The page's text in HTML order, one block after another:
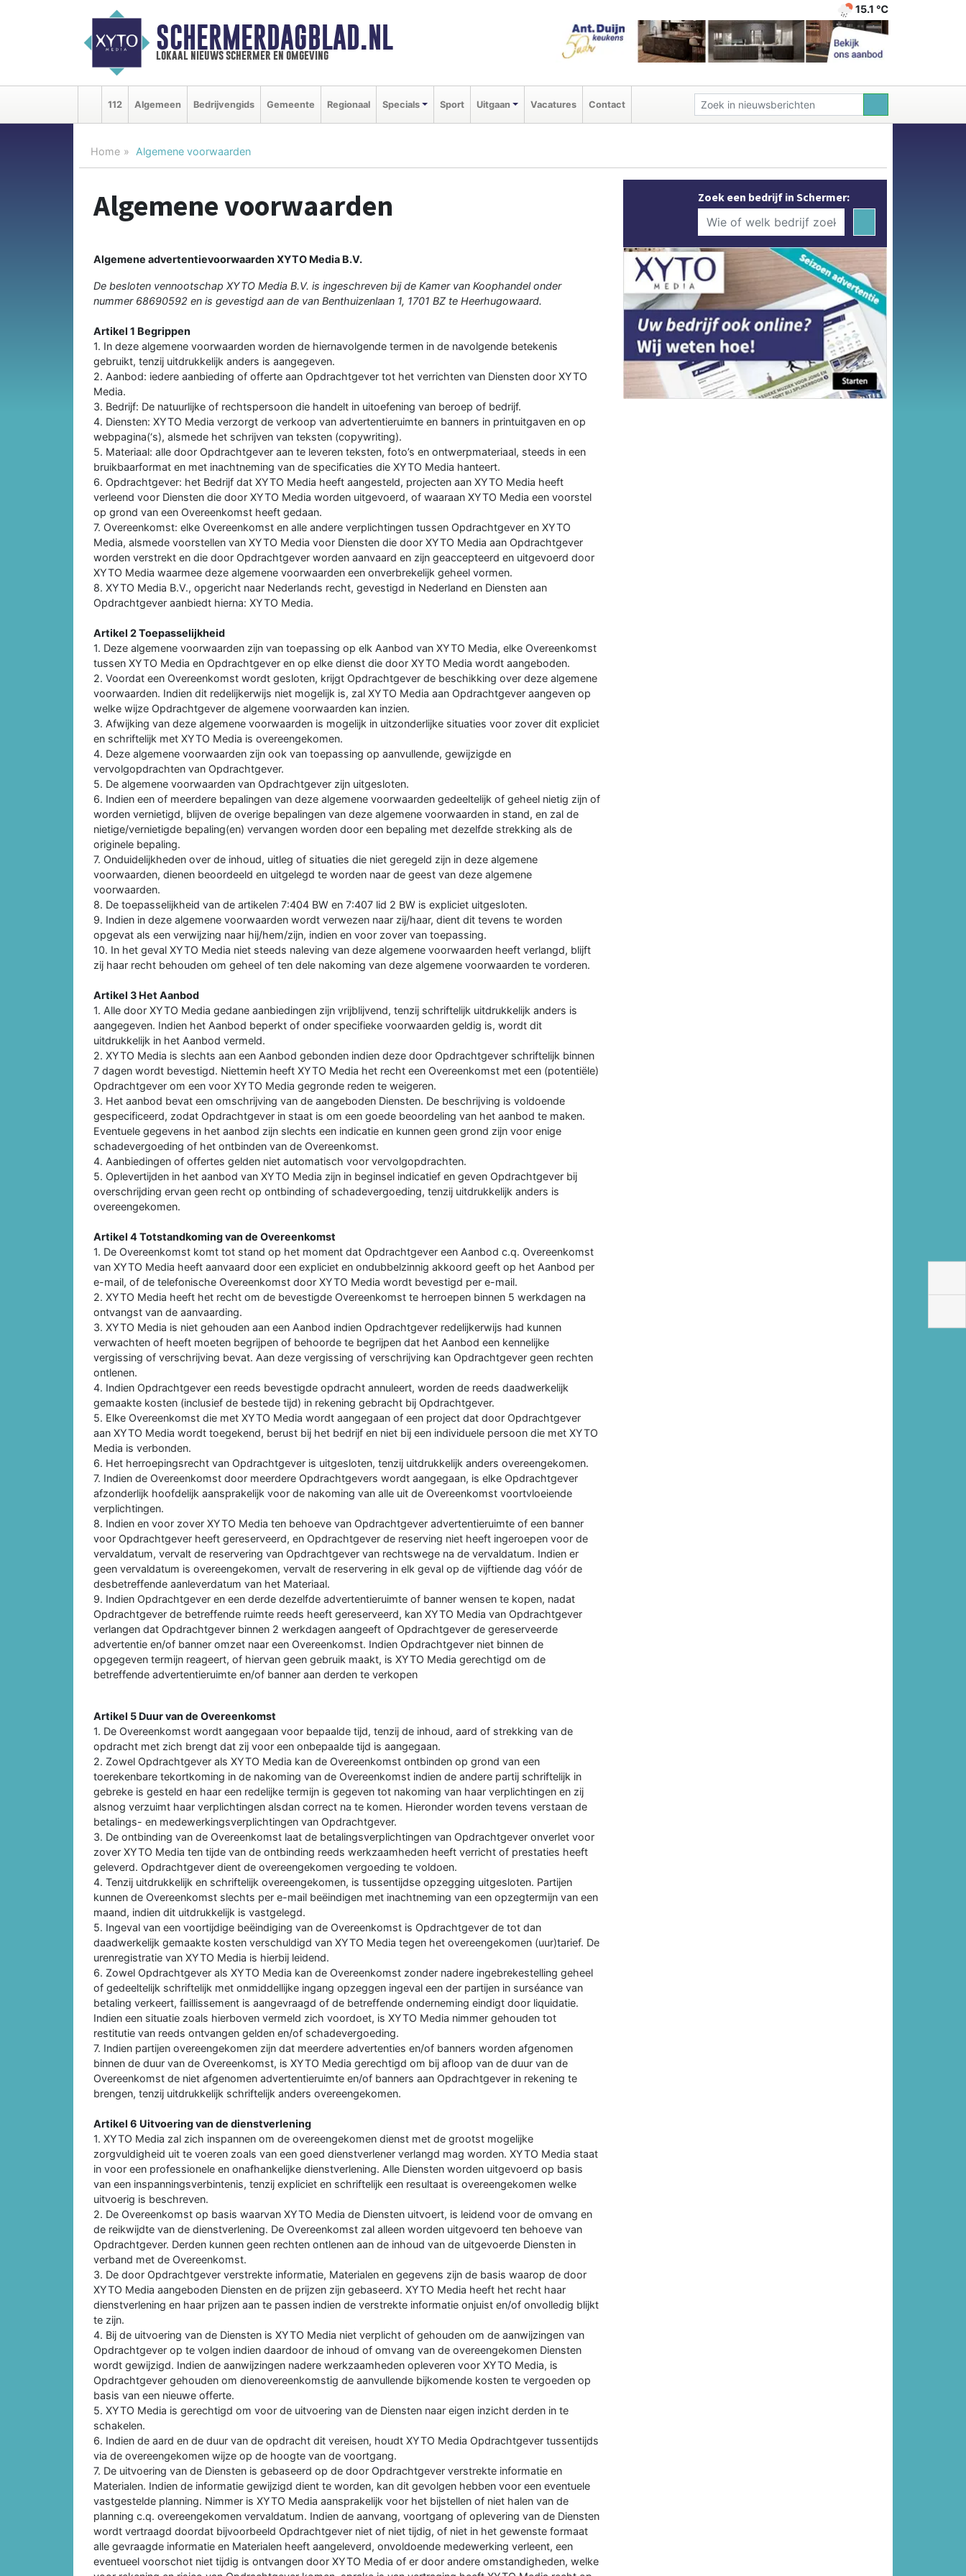
SCHERMERDAGBLAD.NL
lokaal nieuws schermer en omgeving
15.1 ℃
112 Algemeen Bedrijvengids Gemeente Regionaal Specials Sport Uitgaan Vacatures Contact
Home Algemene voorwaarden
Algemene voorwaarden
Algemene advertentievoorwaarden XYTO Media B.V.
De besloten vennootschap XYTO Media B.V. is ingeschreven bij de Kamer van Koophandel onder
nummer 68690592 en is gevestigd aan de van Benthuizenlaan 1, 1701 BZ te Heerhugowaard.
Artikel 1 Begrippen
1. In deze algemene voorwaarden worden de hiernavolgende termen in de navolgende betekenis
gebruikt, tenzij uitdrukkelijk anders is aangegeven.
2. Aanbod: iedere aanbieding of offerte aan Opdrachtgever tot het verrichten van Diensten door XYTO
Media.
3. Bedrijf: De natuurlijke of rechtspersoon die handelt in uitoefening van beroep of bedrijf.
4. Diensten: XYTO Media verzorgt de verkoop van advertentieruimte en banners in printuitgaven en op
webpagina(‘s), alsmede het schrijven van teksten (copywriting).
5. Materiaal: alle door Opdrachtgever aan te leveren teksten, foto’s en ontwerpmateriaal, steeds in een
bruikbaarformat en met inachtneming van de specificaties die XYTO Media hanteert.
6. Opdrachtgever: het Bedrijf dat XYTO Media heeft aangesteld, projecten aan XYTO Media heeft
verleend voor Diensten die door XYTO Media worden uitgevoerd, of waaraan XYTO Media een voorstel
op grond van een Overeenkomst heeft gedaan.
7. Overeenkomst: elke Overeenkomst en alle andere verplichtingen tussen Opdrachtgever en XYTO
Media, alsmede voorstellen van XYTO Media voor Diensten die door XYTO Media aan Opdrachtgever
worden verstrekt en die door Opdrachtgever worden aanvaard en zijn geaccepteerd en uitgevoerd door
XYTO Media waarmee deze algemene voorwaarden een onverbrekelijk geheel vormen.
8. XYTO Media B.V., opgericht naar Nederlands recht, gevestigd in Nederland en Diensten aan
Opdrachtgever aanbiedt hierna: XYTO Media.
Artikel 2 Toepasselijkheid
1. Deze algemene voorwaarden zijn van toepassing op elk Aanbod van XYTO Media, elke Overeenkomst
tussen XYTO Media en Opdrachtgever en op elke dienst die door XYTO Media wordt aangeboden.
2. Voordat een Overeenkomst wordt gesloten, krijgt Opdrachtgever de beschikking over deze algemene
voorwaarden. Indien dit redelijkerwijs niet mogelijk is, zal XYTO Media aan Opdrachtgever aangeven op
welke wijze Opdrachtgever de algemene voorwaarden kan inzien.
3. Afwijking van deze algemene voorwaarden is mogelijk in uitzonderlijke situaties voor zover dit expliciet
en schriftelijk met XYTO Media is overeengekomen.
4. Deze algemene voorwaarden zijn ook van toepassing op aanvullende, gewijzigde en
vervolgopdrachten van Opdrachtgever.
5. De algemene voorwaarden van Opdrachtgever zijn uitgesloten.
6. Indien een of meerdere bepalingen van deze algemene voorwaarden gedeeltelijk of geheel nietig zijn of
worden vernietigd, blijven de overige bepalingen van deze algemene voorwaarden in stand, en zal de
nietige/vernietigde bepaling(en) vervangen worden door een bepaling met dezelfde strekking als de
originele bepaling.
7. Onduidelijkheden over de inhoud, uitleg of situaties die niet geregeld zijn in deze algemene
voorwaarden, dienen beoordeeld en uitgelegd te worden naar de geest van deze algemene
voorwaarden.
8. De toepasselijkheid van de artikelen 7:404 BW en 7:407 lid 2 BW is expliciet uitgesloten.
9. Indien in deze algemene voorwaarden wordt verwezen naar zij/haar, dient dit tevens te worden
opgevat als een verwijzing naar hij/hem/zijn, indien en voor zover van toepassing.
10. In het geval XYTO Media niet steeds naleving van deze algemene voorwaarden heeft verlangd, blijft
zij haar recht behouden om geheel of ten dele nakoming van deze algemene voorwaarden te vorderen.
Artikel 3 Het Aanbod
1. Alle door XYTO Media gedane aanbiedingen zijn vrijblijvend, tenzij schriftelijk uitdrukkelijk anders is
aangegeven. Indien het Aanbod beperkt of onder specifieke voorwaarden geldig is, wordt dit
uitdrukkelijk in het Aanbod vermeld.
2. XYTO Media is slechts aan een Aanbod gebonden indien deze door Opdrachtgever schriftelijk binnen
7 dagen wordt bevestigd. Niettemin heeft XYTO Media het recht een Overeenkomst met een (potentiële)
Opdrachtgever om een voor XYTO Media gegronde reden te weigeren.
3. Het aanbod bevat een omschrijving van de aangeboden Diensten. De beschrijving is voldoende
gespecificeerd, zodat Opdrachtgever in staat is om een goede beoordeling van het aanbod te maken.
Eventuele gegevens in het aanbod zijn slechts een indicatie en kunnen geen grond zijn voor enige
schadevergoeding of het ontbinden van de Overeenkomst.
4. Aanbiedingen of offertes gelden niet automatisch voor vervolgopdrachten.
5. Oplevertijden in het aanbod van XYTO Media zijn in beginsel indicatief en geven Opdrachtgever bij
overschrijding ervan geen recht op ontbinding of schadevergoeding, tenzij uitdrukkelijk anders is
overeengekomen.
Artikel 4 Totstandkoming van de Overeenkomst
1. De Overeenkomst komt tot stand op het moment dat Opdrachtgever een Aanbod c.q. Overeenkomst
van XYTO Media heeft aanvaard door een expliciet en ondubbelzinnig akkoord geeft op het Aanbod per
e-mail, of de telefonische Overeenkomst door XYTO Media wordt bevestigd per e-mail.
2. XYTO Media heeft het recht om de bevestigde Overeenkomst te herroepen binnen 5 werkdagen na
ontvangst van de aanvaarding.
3. XYTO Media is niet gehouden aan een Aanbod indien Opdrachtgever redelijkerwijs had kunnen
verwachten of heeft moeten begrijpen of behoorde te begrijpen dat het Aanbod een kennelijke
vergissing of verschrijving bevat. Aan deze vergissing of verschrijving kan Opdrachtgever geen rechten
ontlenen.
4. Indien Opdrachtgever een reeds bevestigde opdracht annuleert, worden de reeds daadwerkelijk
gemaakte kosten (inclusief de bestede tijd) in rekening gebracht bij Opdrachtgever.
5. Elke Overeenkomst die met XYTO Media wordt aangegaan of een project dat door Opdrachtgever
aan XYTO Media wordt toegekend, berust bij het bedrijf en niet bij een individuele persoon die met XYTO
Media is verbonden.
6. Het herroepingsrecht van Opdrachtgever is uitgesloten, tenzij uitdrukkelijk anders overeengekomen.
7. Indien de Overeenkomst door meerdere Opdrachtgevers wordt aangegaan, is elke Opdrachtgever
afzonderlijk hoofdelijk aansprakelijk voor de nakoming van alle uit de Overeenkomst voortvloeiende
verplichtingen.
8. Indien en voor zover XYTO Media ten behoeve van Opdrachtgever advertentieruimte of een banner
voor Opdrachtgever heeft gereserveerd, en Opdrachtgever de reserving niet heeft ingeroepen voor de
vervaldatum, vervalt de reservering van Opdrachtgever van rechtswege na de vervaldatum. Indien er
geen vervaldatum is overeengekomen, vervalt de reservering in elk geval op de vijftiende dag vóór de
desbetreffende aanleverdatum van het Materiaal.
9. Indien Opdrachtgever en een derde dezelfde advertentieruimte of banner wensen te kopen, nadat
Opdrachtgever de betreffende ruimte reeds heeft gereserveerd, kan XYTO Media van Opdrachtgever
verlangen dat Opdrachtgever binnen 2 werkdagen aangeeft of Opdrachtgever de gereserveerde
advertentie en/of banner omzet naar een Overeenkomst. Indien Opdrachtgever niet binnen de
opgegeven termijn reageert, of hiervan geen gebruik maakt, is XYTO Media gerechtigd om de
betreffende advertentieruimte en/of banner aan derden te verkopen
Artikel 5 Duur van de Overeenkomst
1. De Overeenkomst wordt aangegaan voor bepaalde tijd, tenzij de inhoud, aard of strekking van de
opdracht met zich brengt dat zij voor een onbepaalde tijd is aangegaan.
2. Zowel Opdrachtgever als XYTO Media kan de Overeenkomst ontbinden op grond van een
toerekenbare tekortkoming in de nakoming van de Overeenkomst indien de andere partij schriftelijk in
gebreke is gesteld en haar een redelijke termijn is gegeven tot nakoming van haar verplichtingen en zij
alsnog verzuimt haar verplichtingen alsdan correct na te komen. Hieronder worden tevens verstaan de
betalings- en medewerkingsverplichtingen van Opdrachtgever.
3. De ontbinding van de Overeenkomst laat de betalingsverplichtingen van Opdrachtgever onverlet voor
zover XYTO Media ten tijde van de ontbinding reeds werkzaamheden heeft verricht of prestaties heeft
geleverd. Opdrachtgever dient de overeengekomen vergoeding te voldoen.
4. Tenzij uitdrukkelijk en schriftelijk overeengekomen, is tussentijdse opzegging uitgesloten. Partijen
kunnen de Overeenkomst slechts per e-mail beëindigen met inachtneming van een opzegtermijn van een
maand, indien dit uitdrukkelijk is vastgelegd.
5. Ingeval van een voortijdige beëindiging van de Overeenkomst is Opdrachtgever de tot dan
daadwerkelijk gemaakte kosten verschuldigd van XYTO Media tegen het overeengekomen (uur)tarief. De
urenregistratie van XYTO Media is hierbij leidend.
6. Zowel Opdrachtgever als XYTO Media kan de Overeenkomst zonder nadere ingebrekestelling geheel
of gedeeltelijk schriftelijk met onmiddellijke ingang opzeggen ingeval een der partijen in surséance van
betaling verkeert, faillissement is aangevraagd of de betreffende onderneming eindigt door liquidatie.
Indien een situatie zoals hierboven vermeld zich voordoet, is XYTO Media nimmer gehouden tot
restitutie van reeds ontvangen gelden en/of schadevergoeding.
7. Indien partijen overeengekomen zijn dat meerdere advertenties en/of banners worden afgenomen
binnen de duur van de Overeenkomst, is XYTO Media gerechtigd om bij afloop van de duur van de
Overeenkomst de niet afgenomen advertentieruimte en/of banners aan Opdrachtgever in rekening te
brengen, tenzij uitdrukkelijk schriftelijk anders overeengekomen.
Artikel 6 Uitvoering van de dienstverlening
1. XYTO Media zal zich inspannen om de overeengekomen dienst met de grootst mogelijke
zorgvuldigheid uit te voeren zoals van een goed dienstverlener verlangd mag worden. XYTO Media staat
in voor een professionele en onafhankelijke dienstverlening. Alle Diensten worden uitgevoerd op basis
van een inspanningsverbintenis, tenzij expliciet en schriftelijk een resultaat is overeengekomen welke
uitvoerig is beschreven.
2. De Overeenkomst op basis waarvan XYTO Media de Diensten uitvoert, is leidend voor de omvang en
de reikwijdte van de dienstverlening. De Overeenkomst zal alleen worden uitgevoerd ten behoeve van
Opdrachtgever. Derden kunnen geen rechten ontlenen aan de inhoud van de uitgevoerde Diensten in
verband met de Overeenkomst.
3. De door Opdrachtgever verstrekte informatie, Materialen en gegevens zijn de basis waarop de door
XYTO Media aangeboden Diensten en de prijzen zijn gebaseerd. XYTO Media heeft het recht haar
dienstverlening en haar prijzen aan te passen indien de verstrekte informatie onjuist en/of onvolledig blijkt
te zijn.
4. Bij de uitvoering van de Diensten is XYTO Media niet verplicht of gehouden om de aanwijzingen van
Opdrachtgever op te volgen indien daardoor de inhoud of omvang van de overeengekomen Diensten
wordt gewijzigd. Indien de aanwijzingen nadere werkzaamheden opleveren voor XYTO Media, is
Opdrachtgever gehouden om dienovereenkomstig de aanvullende bijkomende kosten te vergoeden op
basis van een nieuwe offerte.
5. XYTO Media is gerechtigd om voor de uitvoering van de Diensten naar eigen inzicht derden in te
schakelen.
6. Indien de aard en de duur van de opdracht dit vereisen, houdt XYTO Media Opdrachtgever tussentijds
via de overeengekomen wijze op de hoogte van de voortgang.
7. De uitvoering van de Diensten is gebaseerd op de door Opdrachtgever verstrekte informatie en
Materialen. Indien de informatie gewijzigd dient te worden, kan dit gevolgen hebben voor een eventuele
vastgestelde planning. Nimmer is XYTO Media aansprakelijk voor het bijstellen of niet halen van de
planning c.q. overeengekomen vervaldatum. Indien de aanvang, voortgang of oplevering van de Diensten
wordt vertraagd doordat bijvoorbeeld Opdrachtgever niet of niet tijdig, of niet in het gewenste formaat
alle gevraagde informatie en Materialen heeft aangeleverd, onvoldoende medewerking verleent, een
eventueel voorschot niet tijdig is ontvangen door XYTO Media of er door andere omstandigheden, welke
Zoek een bedrijf in Schermer: